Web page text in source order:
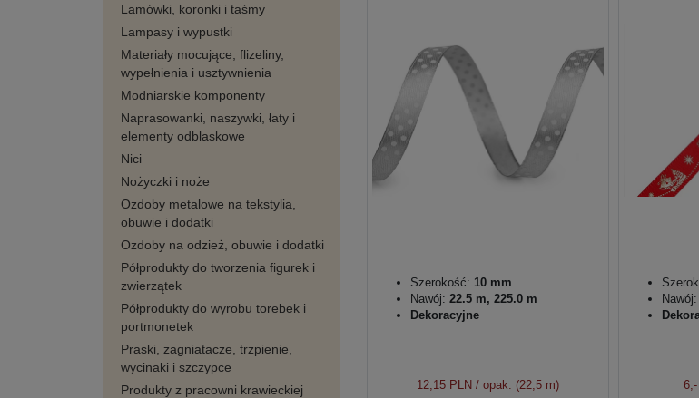
Lamówki, koronki i taśmy
Lampasy i wypustki
Materiały mocujące, flizeliny,
wypełnienia i usztywnienia
Modniarskie komponenty
Naprasowanki, naszywki, łaty i
elementy odblaskowe
Nici
Nożyczki i noże
Ozdoby metalowe na tekstylia,
obuwie i dodatki
Ozdoby na odzież, obuwie i dodatki
Półprodukty do tworzenia figurek i
zwierzątek
Półprodukty do wyrobu torebek i
portmonetek
Praski, zagniatacze, trzpienie,
wycinaki i szczypce
Produkty z pracowni krawieckiej
Szerokość: 10 mm
Nawój: 22.5 m, 225.0 m
Dekoracyjne
12,15 PLN / opak. (22,5 m)
Nawój: